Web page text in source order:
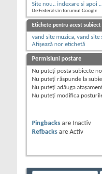
Site nou.. indexare si apoi
De Federals în forumul Google
Etichete pentru acest subiect
vand site muzica, vand site
Afișează nor etichetă
Permisiuni postare
Nu puteţi posta subiecte
Nu puteţi răspunde la
Nu puteţi adăuga
Nu puteţi modifica
Pingbacks are
Inactiv
Refbacks are Activ